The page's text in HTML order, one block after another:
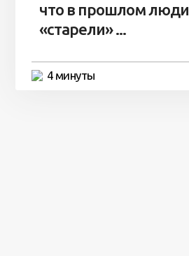
что в прошлом люди
«старели» ...
4 минуты